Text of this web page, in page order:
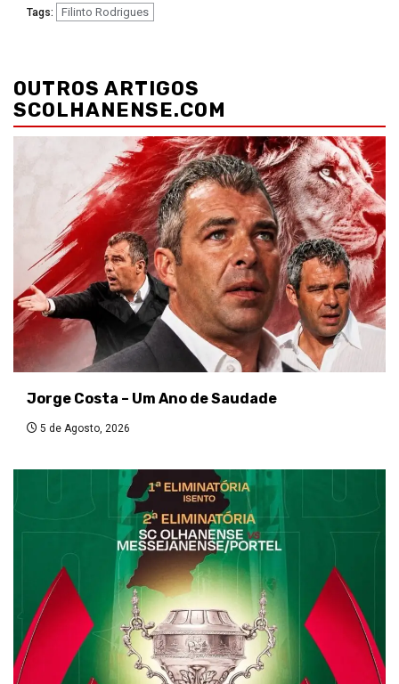
Tags: Filinto Rodrigues
de
artigos
OUTROS ARTIGOS
SCOLHANENSE.COM
Jorge Costa – Um Ano de Saudade
5 de Agosto, 2026